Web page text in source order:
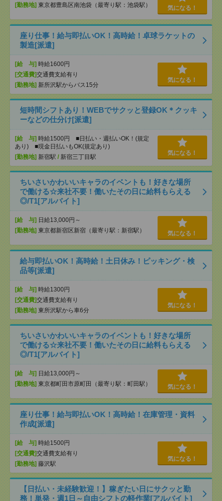
[勤務地] 東京都豊島区南池袋（最寄り駅：池袋駅） 気になる！
座り仕事！給与即払いOK！高時給！卓球ラケットの
製造[派遣]
[給 与] 時給1600円
[交通費]交通費支給有り
[勤務地] 新所沢駅からバス15分
気になる！
短時間シフトあり！WEBでサクッと登録OK＊クッキ
ーなどの仕分け[派遣]
[給 与] 時給1500円 ■日払い・週払いOK！(規定
あり) ■現金日払いもOK(規定あり)
[勤務地] 新宿駅 / 新宿三丁目駅
気になる！
ちいさいかわいいキャラのイベントも！好きな場所
で働ける☆来社不要！働いたその日に給料もらえる
◎/T1[アルバイト]
[給 与] 日給13,000円～
[勤務地] 東京都新宿区新宿（最寄り駅：新宿駅） 気になる！
給与即払いOK！高時給！土日休み！ピッキング・検
品等[派遣]
[給 与] 時給1300円
[交通費]交通費支給有り
[勤務地] 東所沢駅から車6分
気になる！
ちいさいかわいいキャラのイベントも！好きな場所
で働ける☆来社不要！働いたその日に給料もらえる
◎/T1[アルバイト]
[給 与] 日給13,000円～
[勤務地] 東京都町田市原町田（最寄り駅：町田駅） 気になる！
座り仕事！給与即払いOK！高時給！在庫管理・資料
作成[派遣]
[給 与] 時給1500円
[交通費]交通費支給有り
[勤務地] 藤沢駅
気になる！
【日払い・未経験歓迎！】稼ぎたい日にサクッと勤
務！単発・週1日～自由シフトの軽作業[アルバイト]